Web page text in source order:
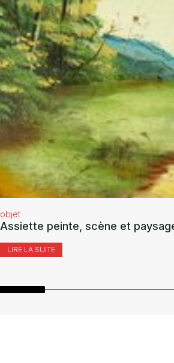
objet
Assiette peinte, scène et
LIRE LA SUITE